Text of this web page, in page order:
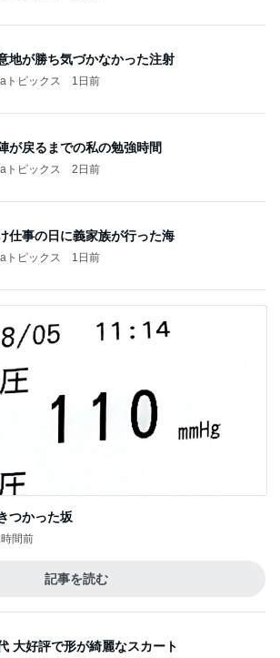
地が勝ち気づかなかった注射
トピックス 1日前
が戻るまでの私の勉強時間
トピックス 2日前
仕事の日に義家族が行った海
トピックス 1日前
つかった坂
間前
記事を読む
大好評で形が綺麗なスカート